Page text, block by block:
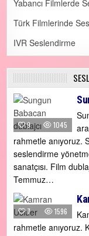
Yabancı Filmlerde
Türk Filmlerinde
IVR Seslendirme
9 1045
rahmetle anıyoruz.
seslendirme
sanatçısı. Film
Temmuz…
7 1596
rahmetle anıyoruz.